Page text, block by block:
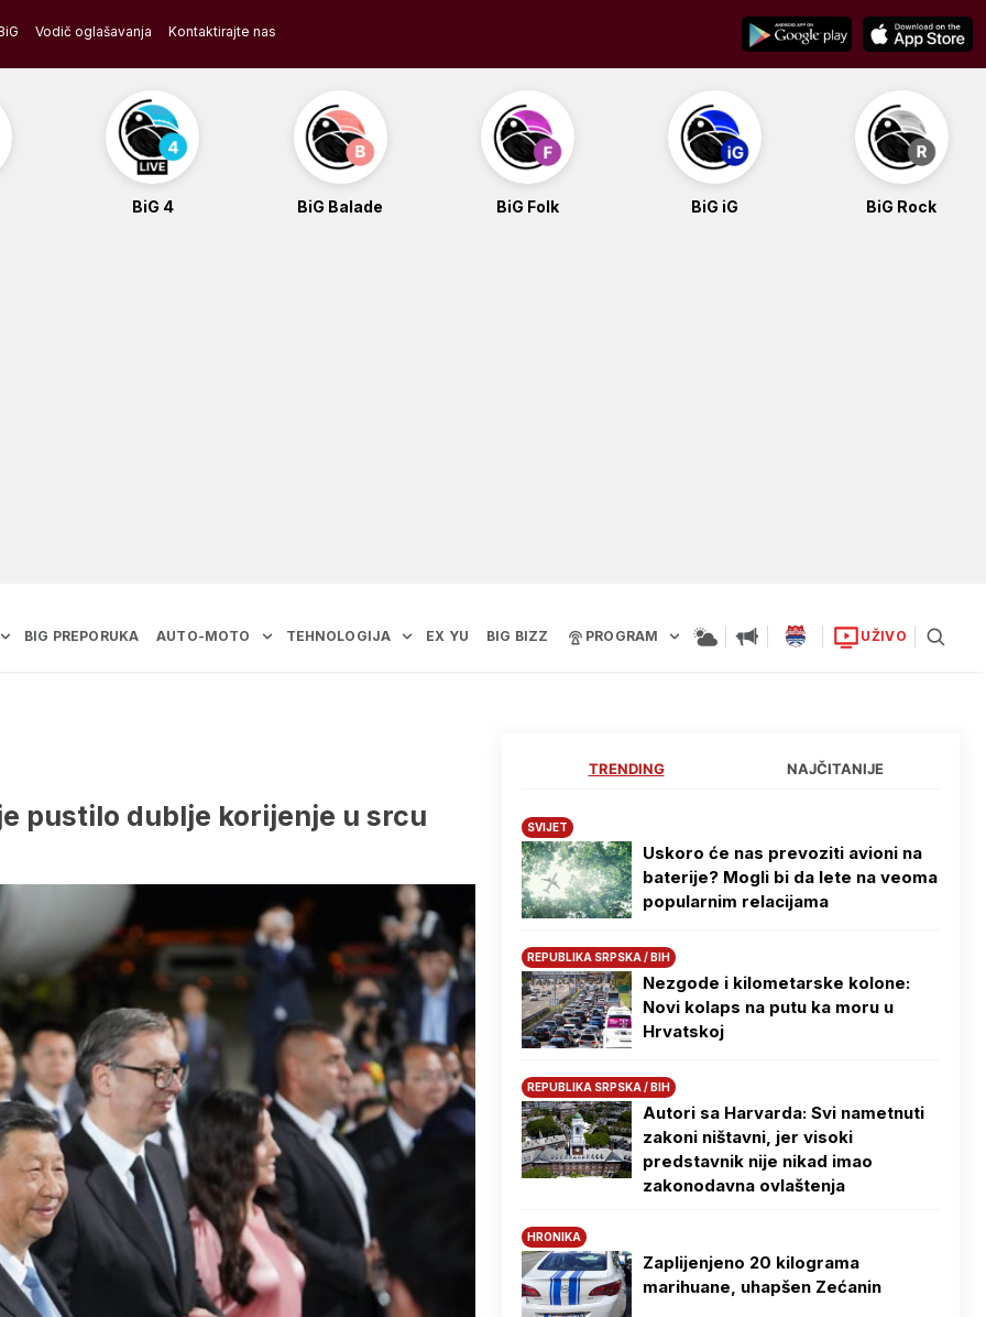
Vodič oglašavanja Kontaktirajte nas
BiG 4 BiG Balade BiG Folk BiG iG BiG Rock
BIG PREPORUKA AUTO-MOTO TEHNOLOGIJA EX YU BIG BIZZ PROGRAM UŽIVO
pustilo dublje korijenje u srcu
TRENDING NAJČITANIJE
SVIJET
Uskoro će nas prevoziti avioni na
baterije? Mogli bi da lete na veoma
popularnim relacijama
REPUBLIKA SRPSKA / BIH
Nezgode i kilometarske kolone:
Novi kolaps na putu ka moru u
Hrvatskoj
REPUBLIKA SRPSKA / BIH
Autori sa Harvarda: Svi nametnuti
zakoni ništavni, jer visoki
predstavnik nije nikad imao
zakonodavna ovlaštenja
HRONIKA
Zaplijenjeno 20 kilograma
marihuane, uhapšen Zećanin